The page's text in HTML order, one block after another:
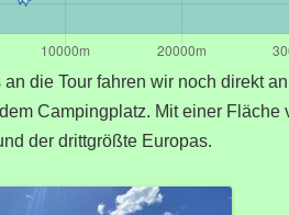
an die Tour fahren wir noch direkt
Campingplatz. Mit einer Fläche
der drittgrößte Europas.